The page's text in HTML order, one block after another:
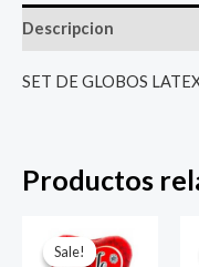
Descripcion
SET DE GLOBOS
Productos
Sale!
Sale!precio